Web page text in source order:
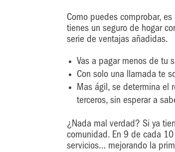
Como puedes comprobar,
tienes un seguro de hogar
serie de ventajas añadidas.
Vas a pagar menos de tu
Con solo una llamada te
Mas ágil, se determina el
terceros, sin esperar a
¿Nada mal verdad? Si ya
comunidad. En 9 de cada
servicios… mejorando la